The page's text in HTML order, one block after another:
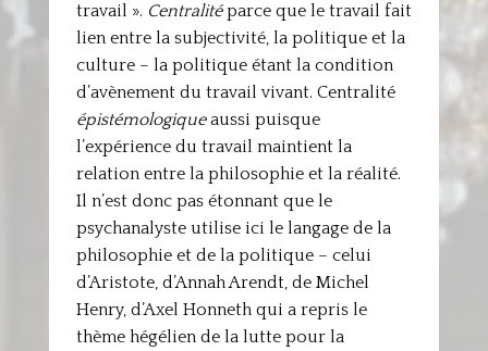
travail ». Centralitéparce que le travail fait
lien entre la subjectivité, la politique et la
culture – la politique étant la condition
d’avènement du travail vivant. Centralité
épistémologiqueaussi puisque
l’expérience du travail maintient la
relation entre la philosophie et la réalité.
Il n’est donc pas étonnant que le
psychanalyste utilise ici le langage de la
philosophie et de la politique – celui
d’Aristote, d’Annah Arendt, de Michel
Henry, d’Axel Honneth qui a repris le
thème hégélien de la lutte pour la